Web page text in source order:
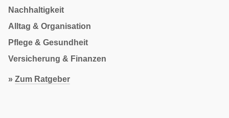
Nachhaltigkeit
Alltag & Organisation
Pflege & Gesundheit
Versicherung & Finanzen
» Zum Ratgeber